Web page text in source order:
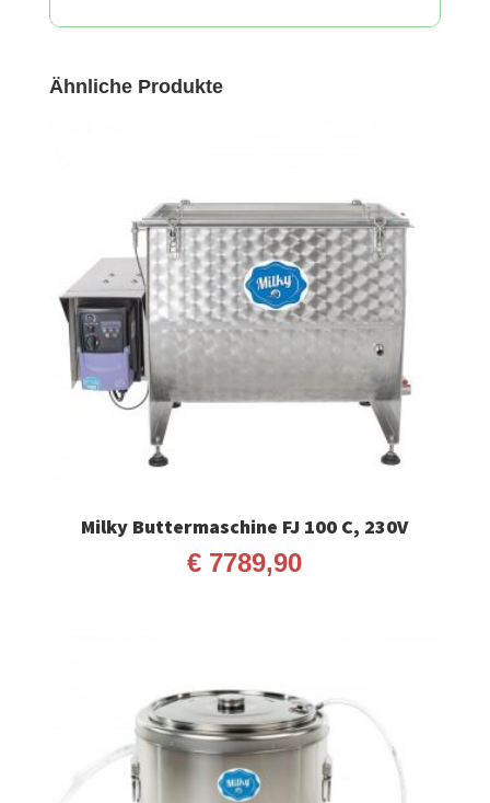
Ähnliche Produkte
Milky Buttermaschine FJ 100 C, 230V
€ 7789,90